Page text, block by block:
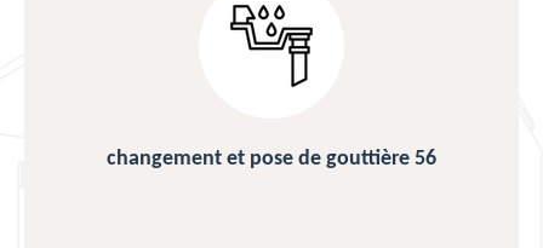
changement et pose de gouttière 56